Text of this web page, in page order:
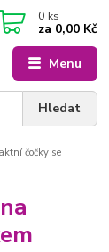
Menu
Hledat
0 ks
za 0,00 Kč
čočky se